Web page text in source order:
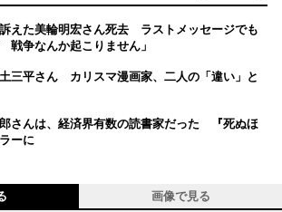
えた美輪明宏さん死去 ラストメッセージでも
争なんか起こりません」
三平さん カリスマ漫画家、二人の「違い」と
さんは、経済界有数の読書家だった 『死ぬほ
ーに
画像で見る